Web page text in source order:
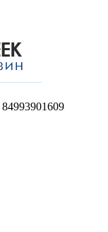
84993901609